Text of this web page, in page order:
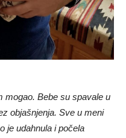
mogao. Bebe su spavale u
objašnjenja. Sve u meni
je udahnula i počela